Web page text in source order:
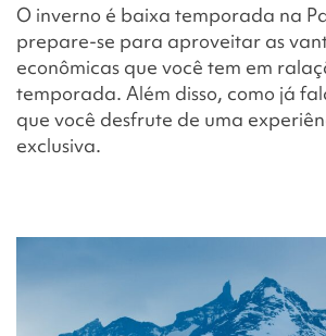
O inverno é baixa temporada na
prepare-se para aproveitar as
econômicas que você tem em
temporada. Além disso, como já
que você desfrute de uma
exclusiva.